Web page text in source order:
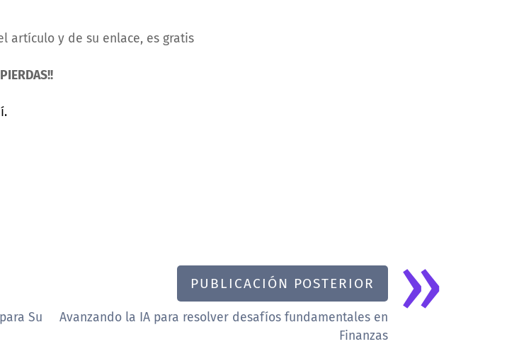
artículo y de su enlace, es gratis
Su
»
PUBLICACIÓN POSTERIOR
Avanzando la IA para resolver desafíos fundamentales en
Finanzas